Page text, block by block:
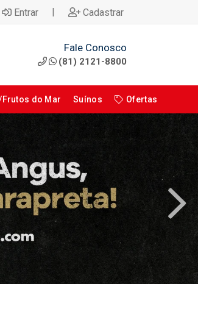
Entrar | Cadastrar
Fale Conosco
(81) 2121-8800
do Mar Suínos Ofertas